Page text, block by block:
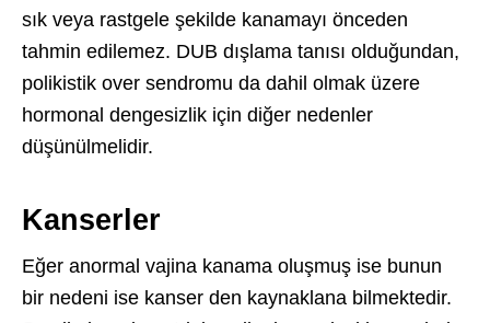
sık veya rastgele şekilde kanamayı önceden
tahmin edilemez. DUB dışlama tanısı olduğundan,
polikistik over sendromu da dahil olmak üzere
hormonal dengesizlik için diğer nedenler
düşünülmelidir.
Kanserler
Eğer anormal vajina kanama oluşmuş ise bunun
bir nedeni ise kanser den kaynaklana bilmektedir.